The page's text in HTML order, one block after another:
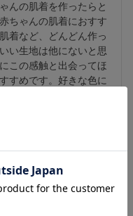
んの肌着を作ったらと
ちゃんの肌着におすす
着など、どんどん作っ
い生地は他にないと思
この感触と出会ってほ
すめです。好きな色に